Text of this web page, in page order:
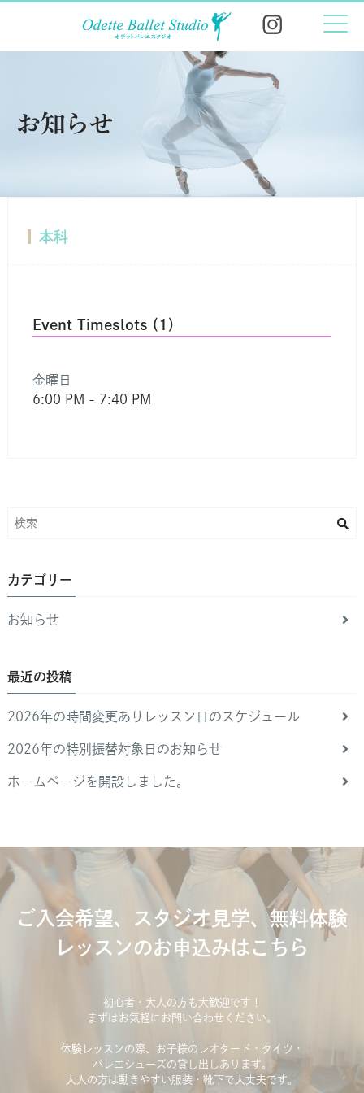
お知らせ
本科
Event Timeslots (1)
金曜日
6:00 PM - 7:40 PM
カテゴリー
お知らせ
最近の投稿
2026年の時間変更ありレッスン日のスケジュール
2026年の特別振替対象日のお知らせ
ホームページを開設しました。
ご入会希望、スタジオ見学、無料体験
レッスンのお申込みはこちら
初心者・大人の方も大歓迎です！
まずはお気軽にお問い合わせください。
体験レッスンの際、お子様のレオタード・タイツ・
バレエシューズの貸し出しあります。
大人の方は動きやすい服装・靴下で大丈夫です。